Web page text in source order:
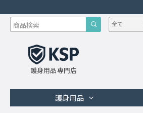
護身用品専門店
護身用品